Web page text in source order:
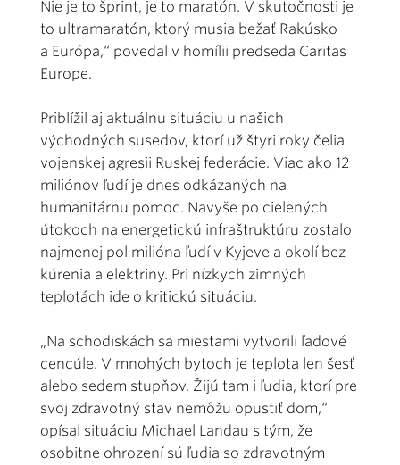
Nie je to šprint, je to maratón. V skutočnosti je
to ultramaratón, ktorý musia bežať Rakúsko
a Európa,“ povedal v homílii predseda Caritas
Europe.
Priblížil aj aktuálnu situáciu u našich
východných susedov, ktorí už štyri roky čelia
vojenskej agresii Ruskej federácie. Viac ako 12
miliónov ľudí je dnes odkázaných na
humanitárnu pomoc. Navyše po cielených
útokoch na energetickú infraštruktúru zostalo
najmenej pol milióna ľudí v Kyjeve a okolí bez
kúrenia a elektriny. Pri nízkych zimných
teplotách ide o kritickú situáciu.
„Na schodiskách sa miestami vytvorili ľadové
cencúle. V mnohých bytoch je teplota len šesť
alebo sedem stupňov. Žijú tam i ľudia, ktorí pre
svoj zdravotný stav nemôžu opustiť dom,“
opísal situáciu Michael Landau s tým, že
osobitne ohrození sú ľudia so zdravotným